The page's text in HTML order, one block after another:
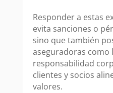
Responder a estas
evita sanciones o
sino que también
aseguradoras como
responsabilidad
clientes y socios
valores.